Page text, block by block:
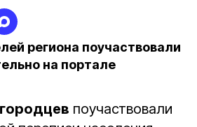
региона поучаствовали
на портале
поучаствовали